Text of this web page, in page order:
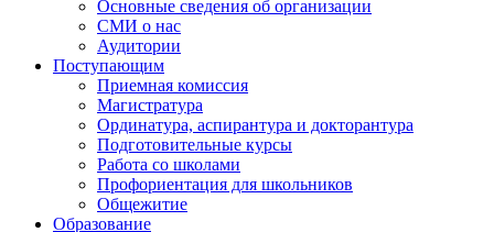
Основные сведения об организации
СМИ о нас
Аудитории
Поступающим
Приемная комиссия
Магистратура
Ординатура, аспирантура и докторантура
Подготовительные курсы
Работа со школами
Профориентация для школьников
Общежитие
Образование